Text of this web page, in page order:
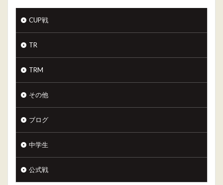
CUP戦
TR
TRM
その他
ブログ
中学生
公式戦